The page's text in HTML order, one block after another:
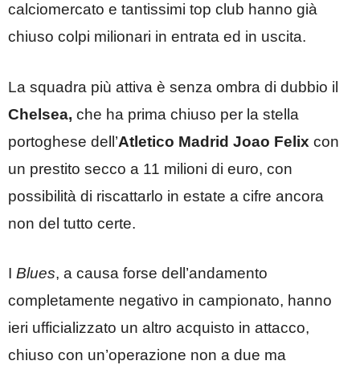
calciomercato e tantissimi top club hanno già
chiuso colpi milionari in entrata ed in uscita.
La squadra più attiva è senza ombra di dubbio il
Chelsea, che ha prima chiuso per la stella
portoghese dell’Atletico Madrid Joao Felix con
un prestito secco a 11 milioni di euro, con
possibilità di riscattarlo in estate a cifre ancora
non del tutto certe.
I Blues, a causa forse dell’andamento
completamente negativo in campionato, hanno
ieri ufficializzato un altro acquisto in attacco,
chiuso con un’operazione non a due ma